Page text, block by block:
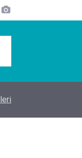
Dağıtımının